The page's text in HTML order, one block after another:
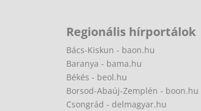
Regionális hírportálok
Bács-Kiskun - baon.hu
Baranya - bama.hu
Békés - beol.hu
Borsod-Abaúj-Zemplén - boon.hu
Csongrád - delmagyar.hu